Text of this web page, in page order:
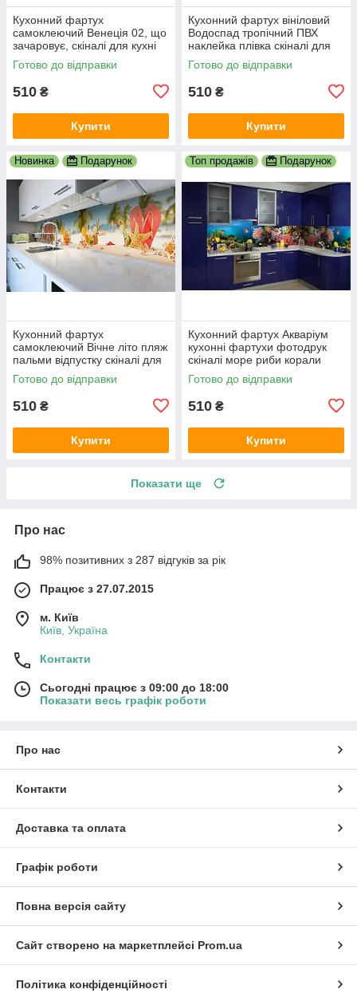
Кухонний фартух
самоклеючий Венеція 02, що
зачаровує, скіналі для кухні
наклейка ПВХ гондоли
600х2000 мм
Готово до відправки
510 ₴
Купити
Кухонний фартух вініловий
Водоспад тропічний ПВХ
наклейка плівка скіналі для
кухні блакитний 600х2000 мм
Готово до відправки
510 ₴
Купити
Новинка Подарунок
Кухонний фартух
самоклеючий Вічне літо пляж
пальми відпустку скіналі для
кухні наклейка ПВХ беж
600х2000 мм
Готово до відправки
510 ₴
Купити
Топ продажів Подарунок
Кухонний фартух Акваріум
кухонні фартухи фотодрук
скіналі море риби корали
600х2000 мм
Готово до відправки
510 ₴
Купити
Показати ще
Про нас
98% позитивних з 287 відгуків за рік
Працює з 27.07.2015
м. Київ
Київ, Україна
Контакти
Сьогодні працює з 09:00 до 18:00
Показати весь графік роботи
Про нас
Контакти
Доставка та оплата
Графік роботи
Повна версія сайту
Сайт створено на маркетплейсі Prom.ua
Політика конфіденційності